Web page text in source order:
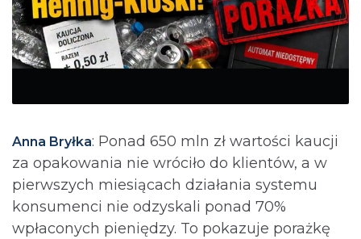
Anna Bryłka: Ponad 650 mln zł wartości kaucji
za opakowania nie wróciło do klientów, a w
pierwszych miesiącach działania systemu
konsumenci nie odzyskali ponad 70%
wpłaconych pieniędzy. To pokazuje porażkę